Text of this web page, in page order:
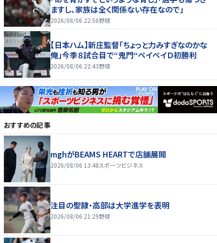
ますし、家族は全く関係ない存在なので」
2026/08/06 22:56野球
【日本ハム】新庄監督「ちょっと力みすぎなのかな
俺」今季８試合目で“鬼門“ペイペイＤ初勝利
2026/08/06 22:43野球
おすすめの記事
mghがBEAMS HEARTで店舗展開
2026/08/06 13:48スポーツビジネス
注目の聖隷・高部は大学進学を表明
2026/08/06 21:29野球